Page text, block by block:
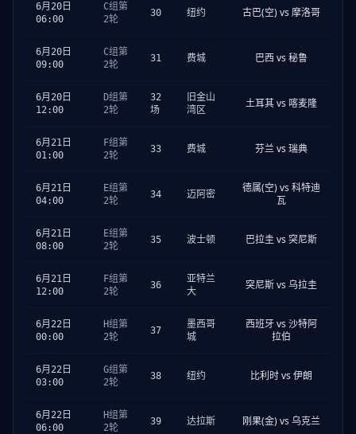
6月20日
06:00
C组第
2轮
30 纽约 古巴(空) vs 摩洛哥
6月20日
09:00
C组第
2轮
31 费城 巴西 vs 秘鲁
6月20日
12:00
D组第
2轮
32
场
旧金山
湾区
土耳其 vs 喀麦隆
6月21日
01:00
F组第
2轮
33 费城 芬兰 vs 瑞典
6月21日
04:00
E组第
2轮
34 迈阿密
德属(空) vs 科特迪
瓦
6月21日
08:00
E组第
2轮
35 波士顿 巴拉圭 vs 突尼斯
6月21日
12:00
F组第
2轮
36
亚特兰
大
突尼斯 vs 乌拉圭
6月22日
00:00
H组第
2轮
37
墨西哥
城
西班牙 vs 沙特阿
拉伯
6月22日
03:00
G组第
2轮
38 纽约 比利时 vs 伊朗
6月22日
06:00
H组第
2轮
39 达拉斯 刚果(金) vs 乌克兰